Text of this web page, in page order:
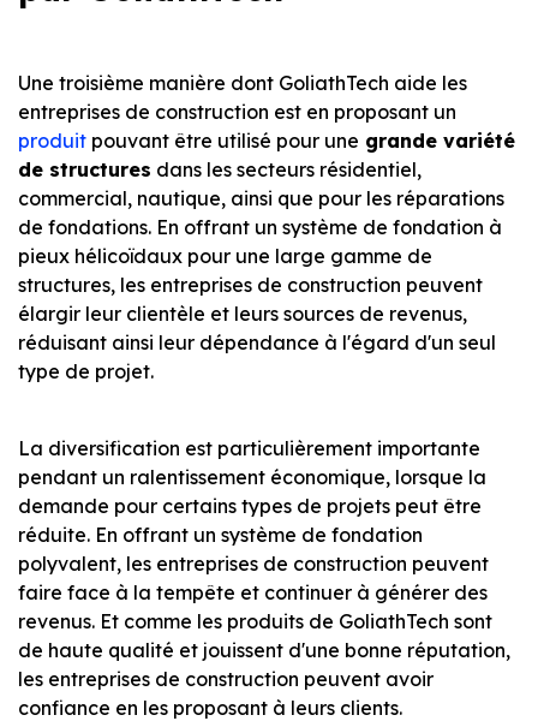
Une troisième manière dont GoliathTech aide les
entreprises de construction est en proposant un
produit pouvant être utilisé pour une grande variété
de structures dans les secteurs résidentiel,
commercial, nautique, ainsi que pour les réparations
de fondations. En offrant un système de fondation à
pieux hélicoïdaux pour une large gamme de
structures, les entreprises de construction peuvent
élargir leur clientèle et leurs sources de revenus,
réduisant ainsi leur dépendance à l'égard d'un seul
type de projet.
La diversification est particulièrement importante
pendant un ralentissement économique, lorsque la
demande pour certains types de projets peut être
réduite. En offrant un système de fondation
polyvalent, les entreprises de construction peuvent
faire face à la tempête et continuer à générer des
revenus. Et comme les produits de GoliathTech sont
de haute qualité et jouissent d'une bonne réputation,
les entreprises de construction peuvent avoir
confiance en les proposant à leurs clients.